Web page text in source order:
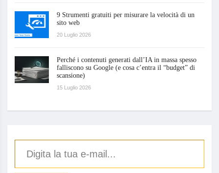
9 Strumenti gratuiti per misurare la velocità di un
sito web
20 Luglio 2026
Perché i contenuti generati dall’IA in massa spesso
falliscono su Google (e cosa c’entra il “budget” di
scansione)
15 Luglio 2026